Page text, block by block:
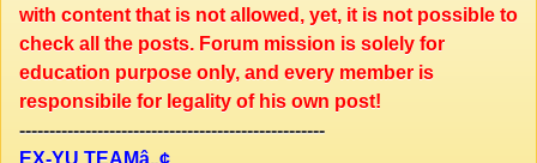
with content that is not allowed, yet, it is not possible to
check all the posts. Forum mission is solely for
education purpose only, and every member is
responsibile for legality of his own post!
---------------------------------------------------